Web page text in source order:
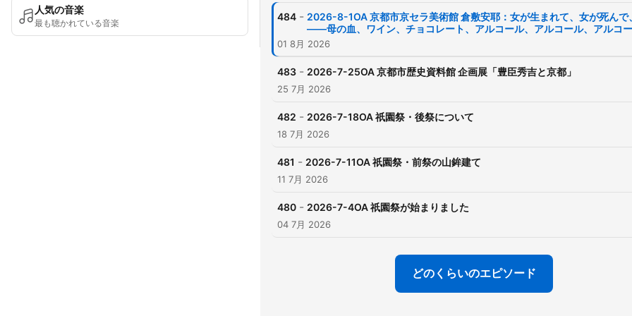
人気の音楽
最も聴かれている音楽
484 - 2026-8-1OA 京都市京セラ美術館 倉敷安耶：女が生まれて、女が死んで
——母の血、ワイン、チョコレート、アルコール、アルコール、アルコ
01 8月 2026
483 - 2026-7-25OA 京都市歴史資料館 企画展「豊臣秀吉と京都」
25 7月 2026
482 - 2026-7-18OA 祇園祭・後祭について
18 7月 2026
481 - 2026-7-11OA 祇園祭・前祭の山鉾建て
11 7月 2026
480 - 2026-7-4OA 祇園祭が始まりました
04 7月 2026
どのくらいのエピソード